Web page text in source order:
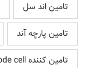
تامین اند سل
تامین پارچه آند
تامین کننده anode cell